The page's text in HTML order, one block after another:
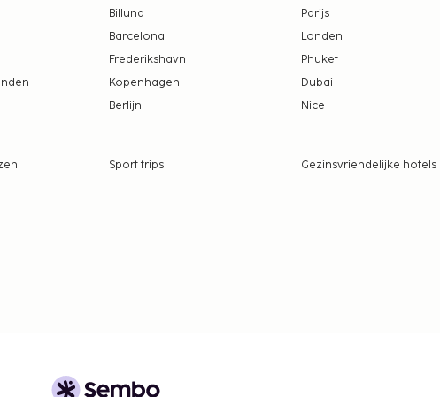
Billund Parijs
Barcelona
Londen
Frederikshavn
Phuket
Kopenhagen
Dubai
Berlijn
Nice
Sport trips Gezinsvriendelijke hotels